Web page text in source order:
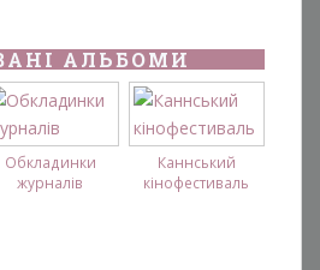
АЛЬБОМИ
Обкладинки
журналів
Каннський
кінофестиваль